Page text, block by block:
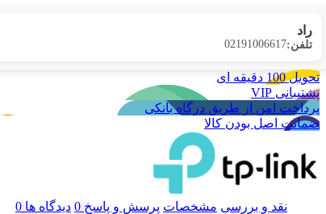
راد
تلفن:02191006617
تحویل 100 دقیقه ای
پشتیبانی VIP
پرداخت امن از طریق درگاه بانکی
ضمانت اصل بودن کالا
نقد و بررسی مشخصات پرسش و پاسخ دیدگاه ها